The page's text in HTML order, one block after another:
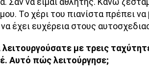
Το χέρι του πιανίστα πρέπει
έχει ευχέρεια στους
λειτουργούσατε με τρεις
Αυτό πώς λειτούργησε;